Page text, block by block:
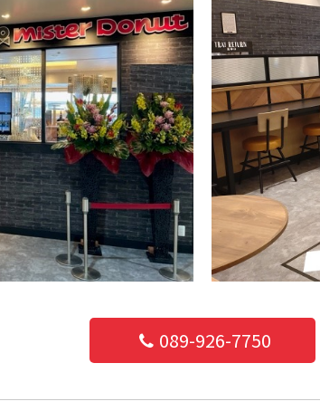
089-926-7750